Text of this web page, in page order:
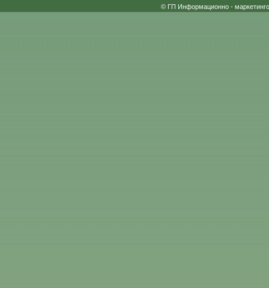
© ГП Информационно -